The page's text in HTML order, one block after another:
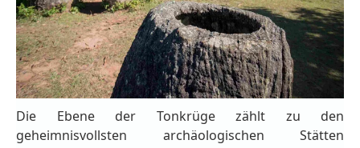
Die Ebene der Tonkrüge zählt zu den
geheimnisvollsten archäologischen Stätten